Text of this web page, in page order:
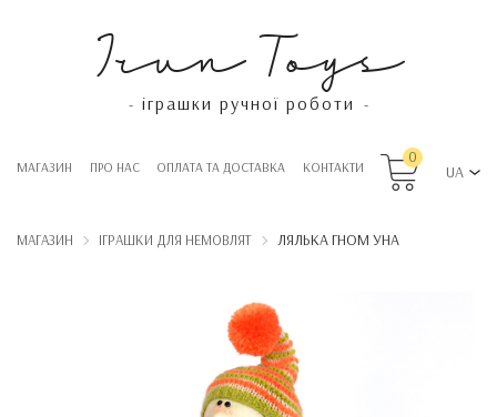
Irun Toys
- іграшки ручної роботи -
МАГАЗИН ПРО НАС OПЛАТА ТА ДОСТАВКА КОНТАКТИ
0
UA
МАГАЗИН ІГРАШКИ ДЛЯ НЕМОВЛЯТ ЛЯЛЬКА ГНОМ УНА